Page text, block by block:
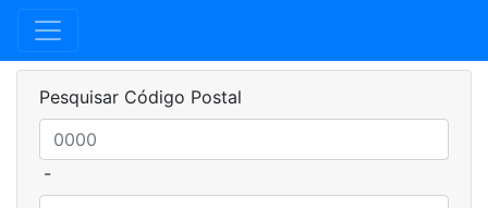
Pesquisar Código Postal
-